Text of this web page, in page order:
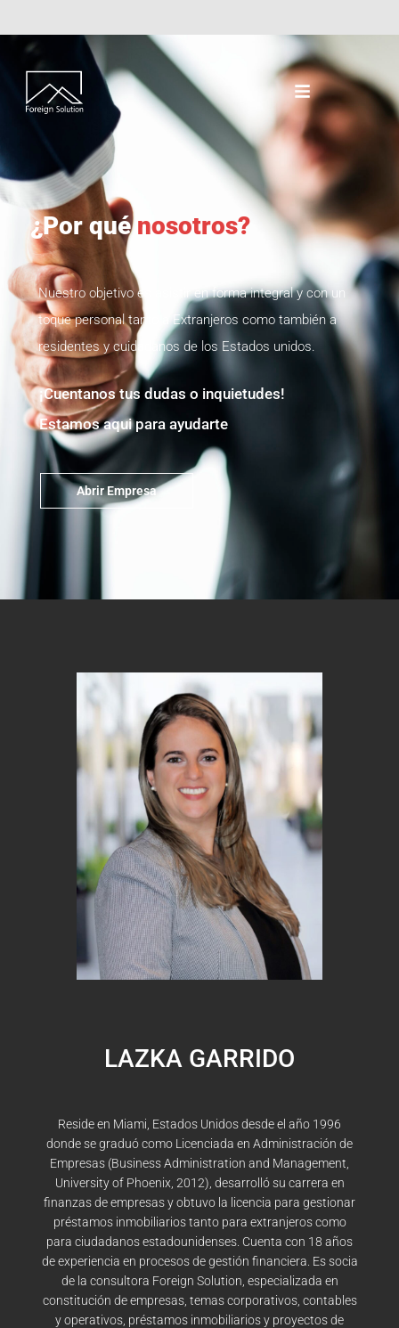
¿Por quénosotros?
Nuestro objetivo es asistir en forma integral y con un
toque personal tanto a Extranjeros como también a
residentes y cuidadanos de los Estados unidos.
¡Cuentanos tus dudas o inquietudes!
Estamos aqui para ayudarte
Abrir Empresa
LAZKA GARRIDO
Reside en Miami, Estados Unidos desdeel año 1996
donde se graduó como Licenciada en Administración de
Empresas (BusinessAdministration and Management,
University of Phoenix, 2012), desarrolló su carrera en
finanzas de empresas yobtuvo la licencia para gestionar
préstamos inmobiliariostanto para extranjeros como
para ciudadanosestadounidenses. Cuenta con 18 años
de experiencia en procesos de gestión financiera. Es socia
de la consultora Foreign Solution, especializada en
constitución deempresas, temas corporativos, contables
y operativos, préstamos inmobiliarios y proyectos de